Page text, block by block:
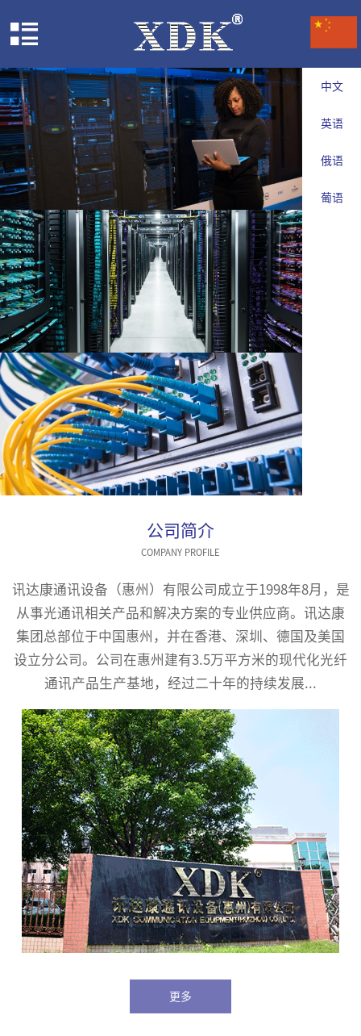
中文
英语
俄语
葡语
公司简介
COMPANY PROFILE
讯达康通讯设备（惠州）有限公司成立于1998年8月，是
从事光通讯相关产品和解决方案的专业供应商。讯达康
集团总部位于中国惠州，并在香港、深圳、德国及美国
设立分公司。公司在惠州建有3.5万平方米的现代化光纤
通讯产品生产基地，经过二十年的持续发展...
更多